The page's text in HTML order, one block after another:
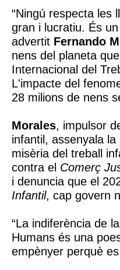
“Ningú respecta les
gran i lucratiu. És
advertit Fernando
nens del planeta
Internacional del
L'impacte del
28 milions de nens
Morales, impulsor
infantil, assenyala
misèria del treball
contra el Comerç
i denuncia que el
Infantil, cap govern
“La indiferència de
Humans és una
empènyer perquè